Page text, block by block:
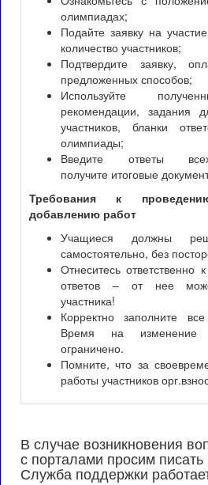
олимпиадах;
Подайте заявку на
количество участников;
Подтвердите заявку,
предложенных способов;
Используйте
рекомендации, задания
участников, бланки
олимпиады;
Введите ответы
получите итоговые
Требования к
добавлению работ
Учащиеся должны
самостоятельно, без
Отнеситесь ответственно
ответов – от нее
участника!
Корректно заполните
Время на изменение
ограничено.
Помните, что за
работы участников
В случае возникновения
с порталами просим
Служба поддержки